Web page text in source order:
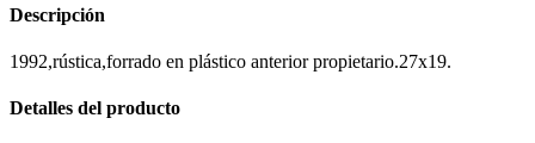
Descripción
1992,rústica,forrado en plástico anterior propietario.27x19.
Detalles del producto